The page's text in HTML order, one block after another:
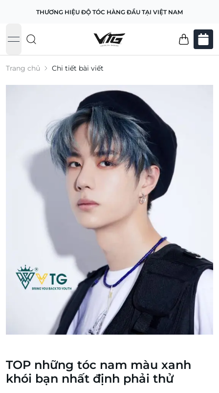
THƯƠNG HIỆU ĐỘ TÓC HÀNG ĐẦU TẠI VIỆT NAM
open navigation menu
Trang chủ Chi tiết bài viết
TOP những tóc nam màu xanh
khói bạn nhất định phải thử